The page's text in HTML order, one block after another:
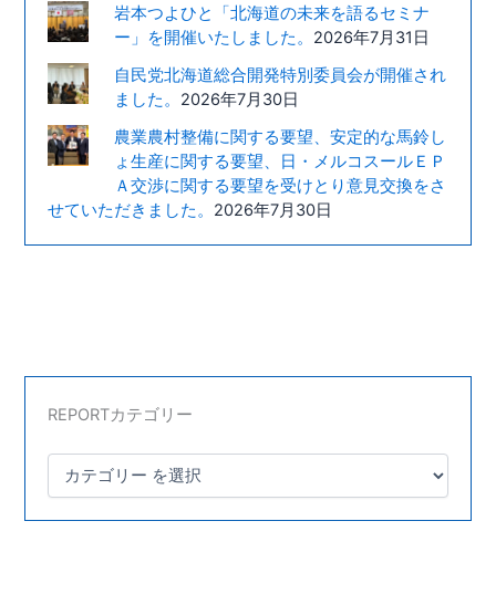
岩本つよひと「北海道の未来を語るセミナ
ー」を開催いたしました。 2026年7月31日
自民党北海道総合開発特別委員会が開催され
ました。 2026年7月30日
農業農村整備に関する要望、安定的な馬鈴し
ょ生産に関する要望、日・メルコスールＥＰ
Ａ交渉に関する要望を受けとり意見交換をさ
せていただきました。 2026年7月30日
REPORTカテゴリー